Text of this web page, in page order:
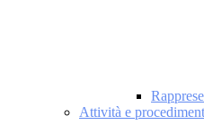
Attività e